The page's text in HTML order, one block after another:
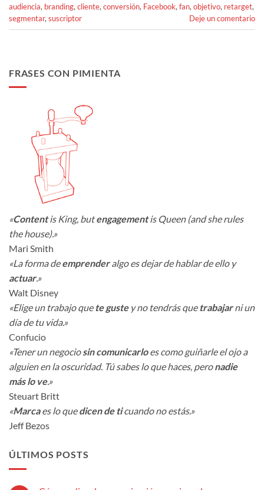
audiencia, branding, cliente, conversión, Facebook, fan, objetivo, retarget,
segmentar, suscriptor Deje un comentario
FRASES CON PIMIENTA
«Contentis King, butengagementis Queen (and she rules
the house).»
Mari Smith
«La forma deemprenderalgo es dejar de hablar de ello y
actuar.»
Walt Disney
«Elige un trabajo que te gustey no tendrás que trabajarni un
día de tu vida.»
Confucio
«Tener un negociosin comunicarloes como guiñarle el ojo a
alguien en la oscuridad. Tú sabes lo que haces, peronadie
más lo ve.»
Steuart Britt
«Marcaes lo quedicen de ticuando no estás.»
Jeff Bezos
ÚLTIMOS POSTS